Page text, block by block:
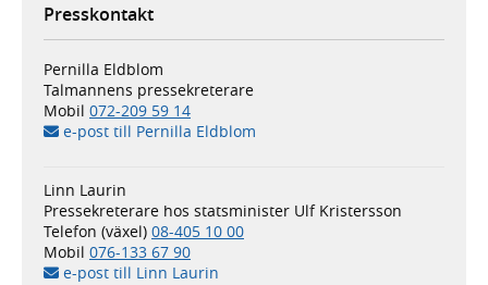
Presskontakt
Pernilla Eldblom
Talmannens pressekreterare
Mobil 072-209 59 14
e-post till Pernilla Eldblom
Linn Laurin
Pressekreterare hos statsminister Ulf Kristersson
Telefon (växel) 08-405 10 00
Mobil 076-133 67 90
e-post till Linn Laurin